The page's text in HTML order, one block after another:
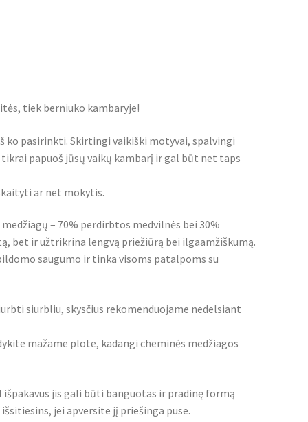
tiek berniuko kambaryje!
ko pasirinkti. Skirtingi vaikiški motyvai, spalvingi
papuoš jūsų vaikų kambarį ir gal būt net taps
ar net mokytis.
– 70% perdirbtos medvilnės bei 30%
bet ir užtrikrina lengvą priežiūrą bei ilgaamžiškumą.
saugumo ir tinka visoms patalpoms su
siurbliu, skysčius rekomenduojame nedelsiant
mažame plote, kadangi cheminės medžiagos
jis gali būti banguotas ir pradinę formą
jei apversite jį priešinga puse.